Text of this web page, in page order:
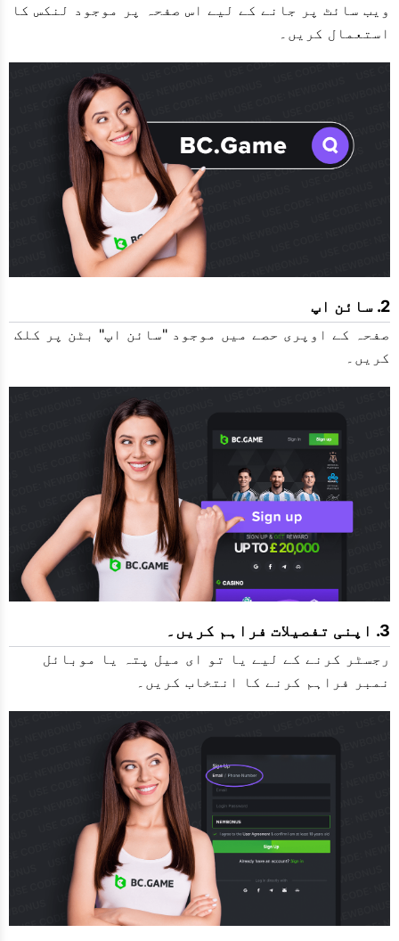
ویب سائٹ پر جانے کے لیے اس صفحہ پر موجود لنکس کا
استعمال کریں۔
سائن اپ
صفحہ کے اوپری حصے میں موجود "سائن اپ" بٹن پر کلک
کریں۔
اپنی تفصیلات فراہم کریں۔
رجسٹر کرنے کے لیے یا تو ای میل پتہ یا موبائل
نمبر فراہم کرنے کا انتخاب کریں۔